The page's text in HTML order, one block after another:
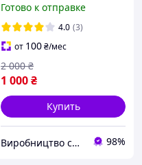
Готово к отправке
4.0 (3)
от 100₴/мес
1 000₴
2 000 ₴
Купить
Виробництво спортивного обладнання 98%